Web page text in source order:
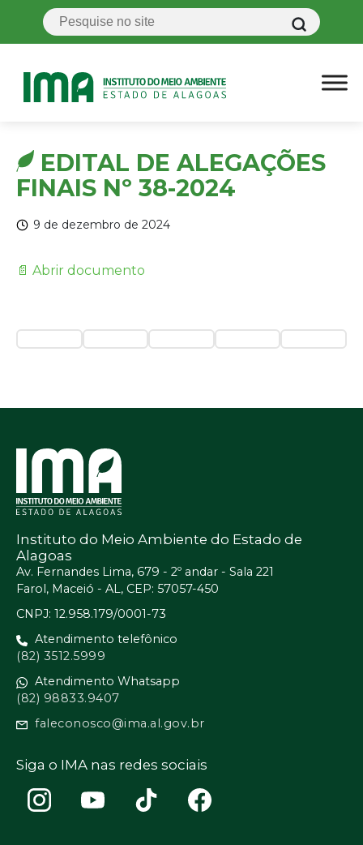
EDITAL DE ALEGAÇÕES
FINAIS Nº 38-2024
9 de dezembro de 2024
📄 Abrir documento
Instituto do Meio Ambiente do Estado de
Alagoas
Av. Fernandes Lima, 679 - 2º andar - Sala 221
Farol, Maceió - AL, CEP: 57057-450
CNPJ: 12.958.179/0001-73
Atendimento telefônico
(82) 3512.5999
Atendimento Whatsapp
(82) 98833.9407
faleconosco@ima.al.gov.br
Siga o IMA nas redes sociais